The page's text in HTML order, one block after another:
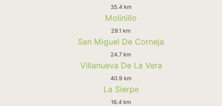
35.4 km
Molinillo
29.1 km
San Miguel De Corneja
24.7 km
Villanueva De La Vera
40.9 km
La Sierpe
16.4 km